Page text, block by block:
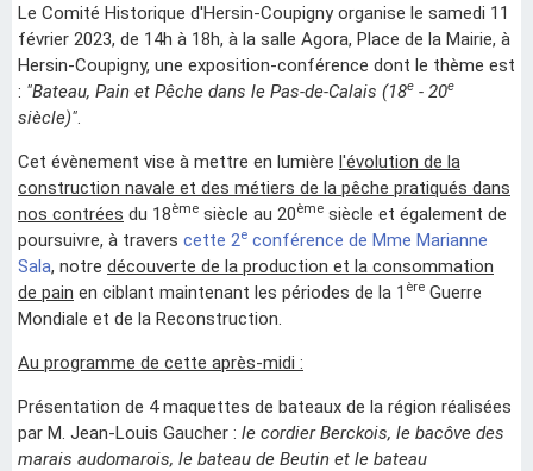
Le Comité Historique d'Hersin-Coupigny organise le samedi 11
février 2023, de 14h à 18h, à la salle Agora, Place de la Mairie, à
Hersin-Coupigny, une exposition-conférence dont le thème est
: "Bateau, Pain et Pêche dans le Pas-de-Calais (18e - 20e
siècle)".
Cet évènement vise à mettre en lumière l'évolution de la
construction navale et des métiers de la pêche pratiqués dans
nos contrées du 18ème siècle au 20ème siècle et également de
poursuivre, à travers cette 2e conférence de Mme Marianne
Sala, notre découverte de la production et la consommation
de pain en ciblant maintenant les périodes de la 1 ère Guerre
Mondiale et de la Reconstruction.
Au programme de cette après-midi :
Présentation de 4 maquettes de bateaux de la région réalisées
par M. Jean-Louis Gaucher : le cordier Berckois, le bacôve des
marais audomarois, le bateau de Beutin et le bateau